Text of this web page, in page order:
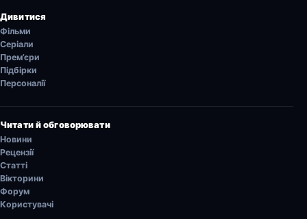
Дивитися
Фільми
Серіали
Прем’єри
Підбірки
Персоналії
Читати й обговорювати
Новини
Рецензії
Статті
Вікторини
Форум
Користувачі